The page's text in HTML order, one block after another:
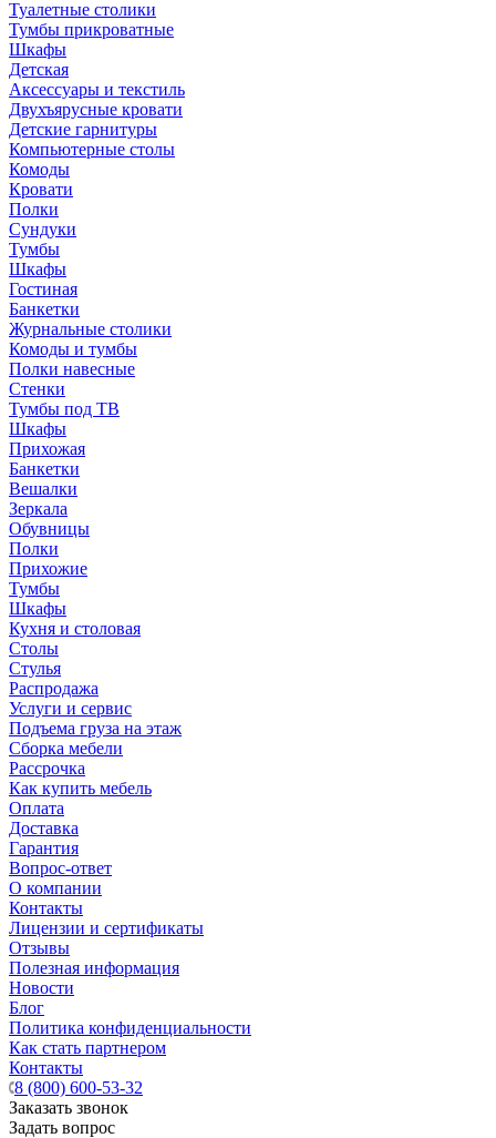
Туалетные столики
Тумбы прикроватные
Шкафы
Детская
Аксессуары и текстиль
Двухъярусные кровати
Детские гарнитуры
Компьютерные столы
Комоды
Кровати
Полки
Сундуки
Тумбы
Шкафы
Гостиная
Банкетки
Журнальные столики
Комоды и тумбы
Полки навесные
Стенки
Тумбы под ТВ
Шкафы
Прихожая
Банкетки
Вешалки
Зеркала
Обувницы
Полки
Прихожие
Тумбы
Шкафы
Кухня и столовая
Столы
Стулья
Распродажа
Услуги и сервис
Подъема груза на этаж
Сборка мебели
Рассрочка
Как купить мебель
Оплата
Доставка
Гарантия
Вопрос-ответ
О компании
Контакты
Лицензии и сертификаты
Отзывы
Полезная информация
Новости
Блог
Политика конфиденциальности
Как стать партнером
Контакты
8 (800) 600-53-32
Заказать звонок
Задать вопрос